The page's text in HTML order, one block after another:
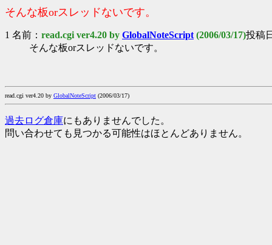
そんな板orスレッドないです。
1 名前： read.cgi ver4.20 by GlobalNoteScript (2006/03/17)投稿
そんな板orスレッドないです。
read.cgi ver4.20 by GlobalNoteScript (2006/03/17)
過去ログ倉庫にもありませんでした。
問い合わせても見つかる可能性はほとんどありません。